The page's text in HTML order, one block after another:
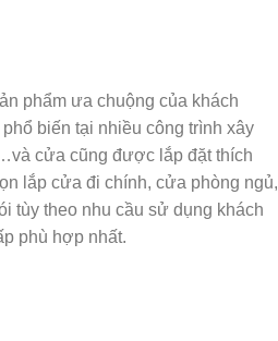
phẩm ưa chuộng của khách
biến tại nhiều công trình xây
cửa cũng được lắp đặt thích
lắp cửa đi chính, cửa phòng ngủ,
tùy theo nhu cầu sử dụng khách
phù hợp nhất.